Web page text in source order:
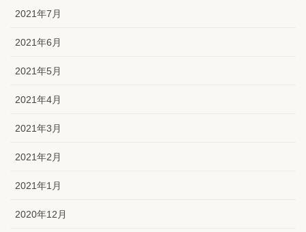
2021年7月
2021年6月
2021年5月
2021年4月
2021年3月
2021年2月
2021年1月
2020年12月